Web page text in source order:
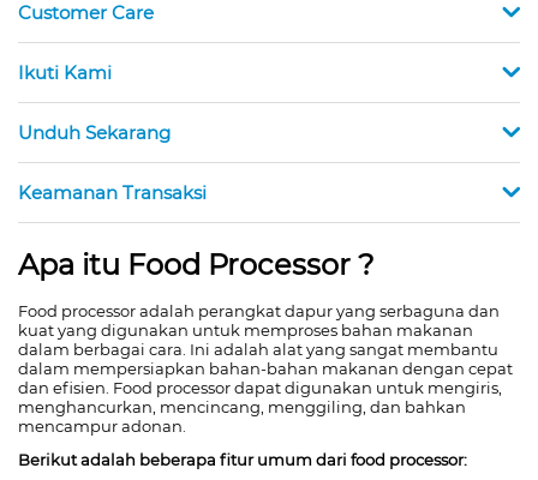
Customer Care
Ikuti Kami
Unduh Sekarang
Keamanan Transaksi
Apa itu Food Processor ?
Food processor adalah perangkat dapur yang serbaguna dan
kuat yang digunakan untuk memproses bahan makanan
dalam berbagai cara. Ini adalah alat yang sangat membantu
dalam mempersiapkan bahan-bahan makanan dengan cepat
dan efisien. Food processor dapat digunakan untuk mengiris,
menghancurkan, mencincang, menggiling, dan bahkan
mencampur adonan.
Berikut adalah beberapa fitur umum dari food processor: